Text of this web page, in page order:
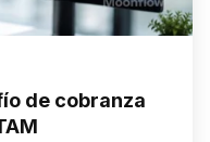
de cobranza